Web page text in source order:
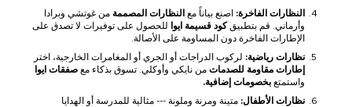
النظارات الفاخرة: اصنع بياناً مع النظارات المصممة من غوتشي وبرادا
وأرماني. قم بتطبيقكود قسيمة ايوا
للحصول على توفيرات لا تصدق على
الإطارات الفاخرة دون المساومة على الأصالة.
نظارات رياضية: لركوب الدراجات أو الجري أو المغامرات الخارجية، اختر
إطارات مقاومة للصدمات من نايكي وأوكلي. تسوق بذكاء مع صفقات ايوا
واستمتع بخصومات إضافية.
نظارات الأطفال: متينة ومرنة وملونة --- مثالية للمدرسة أو الهدايا